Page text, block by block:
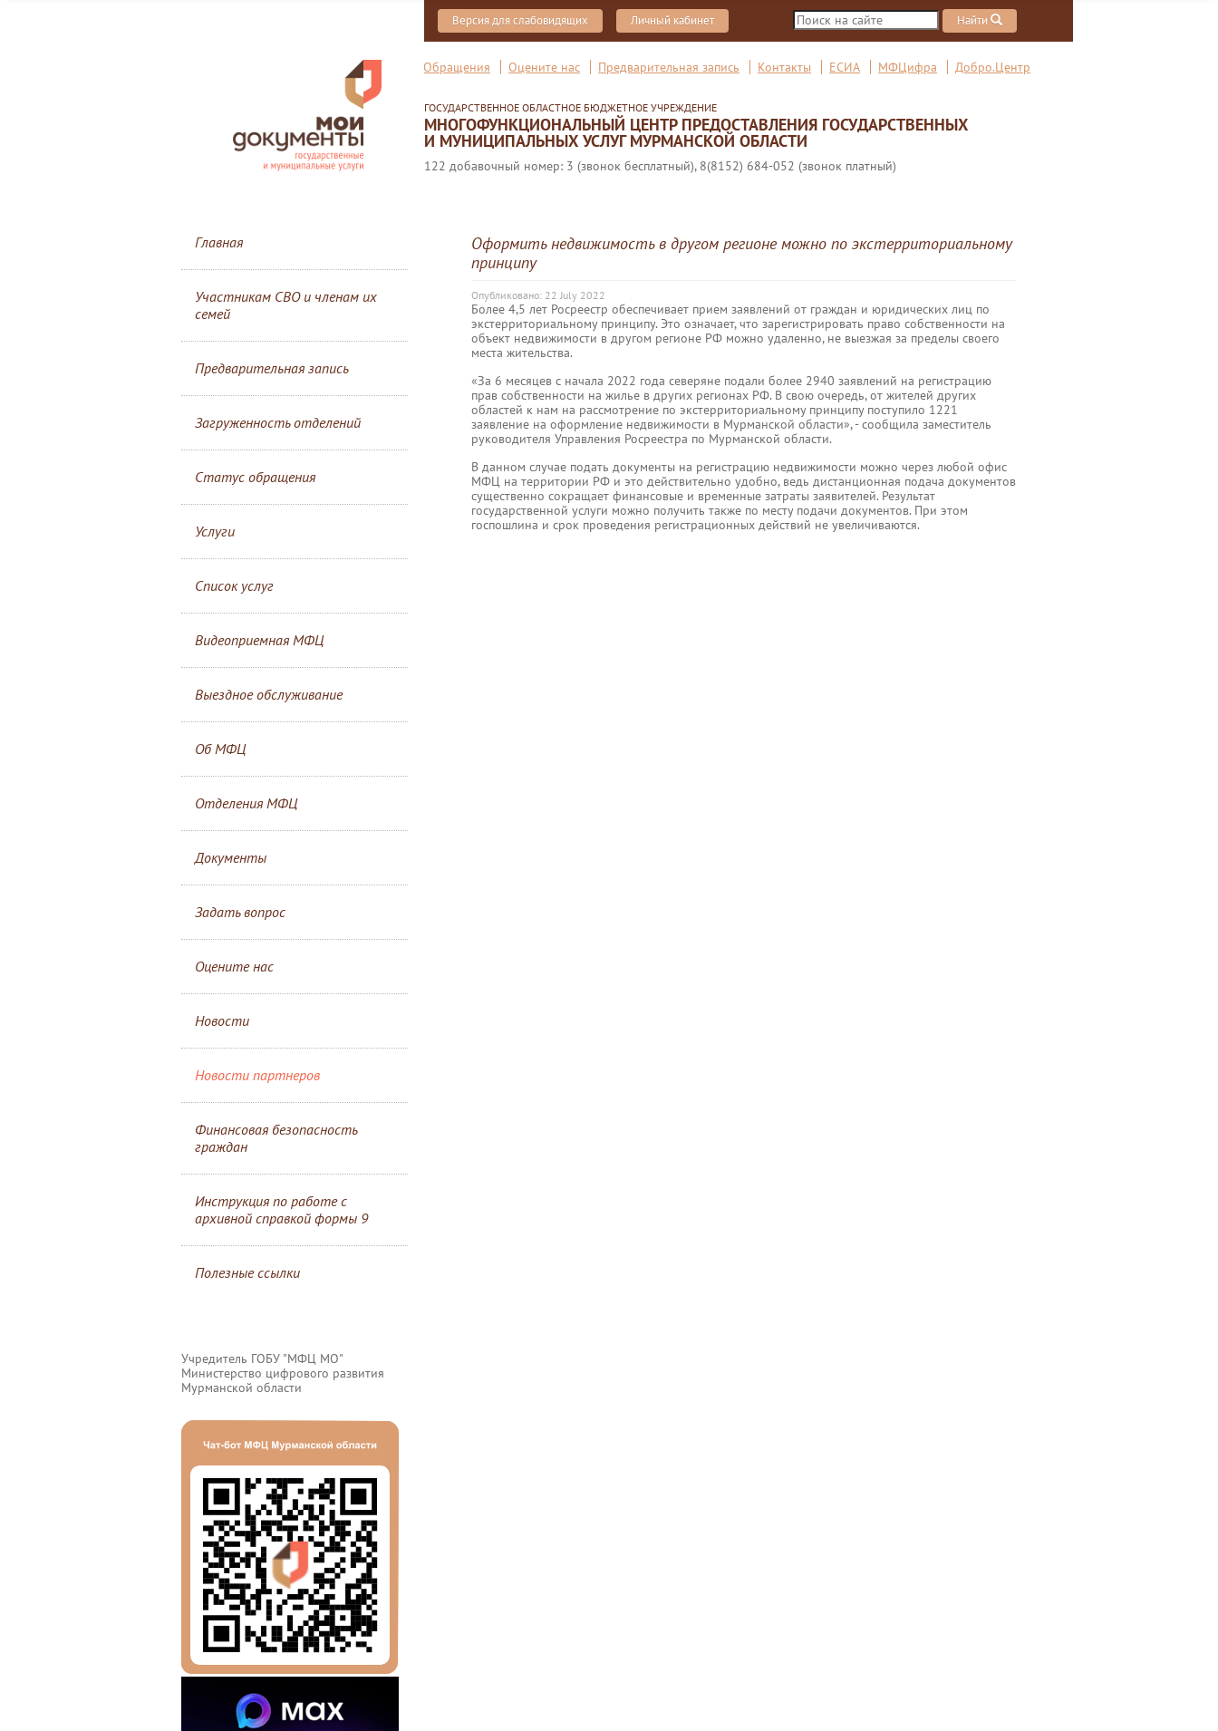
Версия для слабовидящих Личный кабинет Найти
Обращения Оцените нас Предварительная запись Контакты ЕСИА МФЦифра Добро.Центр
ГОСУДАРСТВЕННОЕ ОБЛАСТНОЕ БЮДЖЕТНОЕ УЧРЕЖДЕНИЕ
МНОГОФУНКЦИОНАЛЬНЫЙ ЦЕНТР ПРЕДОСТАВЛЕНИЯ ГОСУДАРСТВЕННЫХ
И МУНИЦИПАЛЬНЫХ УСЛУГ МУРМАНСКОЙ ОБЛАСТИ
122 добавочный номер: 3 (звонок бесплатный), 8(8152) 684-052 (звонок платный)
Главная
Участникам СВО и членам их
семей
Предварительная запись
Загруженность отделений
Статус обращения
Услуги
Список услуг
Видеоприемная МФЦ
Выездное обслуживание
Об МФЦ
Отделения МФЦ
Документы
Задать вопрос
Оцените нас
Новости
Новости партнеров
Финансовая безопасность
граждан
Инструкция по работе с
архивной справкой формы 9
Полезные ссылки
Учредитель ГОБУ "МФЦ МО"
Министерство цифрового развития
Мурманской области
Оформить недвижимость в другом регионе можно по экстерриториальному
принципу
Опубликовано: 22 July 2022
Более 4,5 лет Росреестр обеспечивает прием заявлений от граждан и юридических лиц по
экстерриториальному принципу. Это означает, что зарегистрировать право собственности на
объект недвижимости в другом регионе РФ можно удаленно, не выезжая за пределы своего
места жительства.
«За 6 месяцев с начала 2022 года северяне подали более 2940 заявлений на регистрацию
прав собственности на жилье в других регионах РФ. В свою очередь, от жителей других
областей к нам на рассмотрение по экстерриториальному принципу поступило 1221
заявление на оформление недвижимости в Мурманской области», - сообщила заместитель
руководителя Управления Росреестра по Мурманской области.
В данном случае подать документы на регистрацию недвижимости можно через любой офис
МФЦ на территории РФ и это действительно удобно, ведь дистанционная подача документов
существенно сокращает финансовые и временные затраты заявителей. Результат
государственной услуги можно получить также по месту подачи документов. При этом
госпошлина и срок проведения регистрационных действий не увеличиваются.